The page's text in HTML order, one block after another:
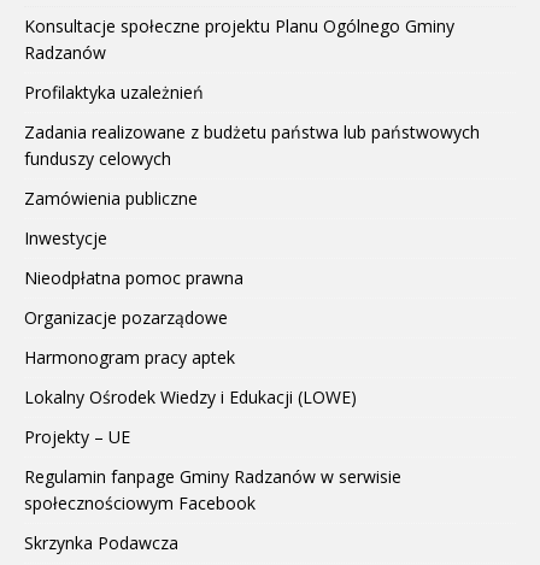
Konsultacje społeczne projektu Planu Ogólnego Gminy
Radzanów
Profilaktyka uzależnień
Zadania realizowane z budżetu państwa lub państwowych
funduszy celowych
Zamówienia publiczne
Inwestycje
Nieodpłatna pomoc prawna
Organizacje pozarządowe
Harmonogram pracy aptek
Lokalny Ośrodek Wiedzy i Edukacji (LOWE)
Projekty – UE
Regulamin fanpage Gminy Radzanów w serwisie
społecznościowym Facebook
Skrzynka Podawcza